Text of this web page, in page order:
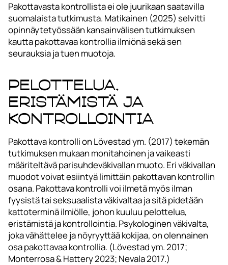
Pakottavasta kontrollista ei ole juurikaan saatavilla
suomalaista tutkimusta. Matikainen (2025) selvitti
opinnäytetyössään kansainvälisen tutkimuksen
kautta pakottavaa kontrollia ilmiönä sekä sen
seurauksia ja tuen muotoja.
Pelottelua,
eristämistä ja
kontrollointia
Pakottava kontrolli on Lövestad ym. (2017) tekemän
tutkimuksen mukaan monitahoinen ja vaikeasti
määriteltävä parisuhdeväkivallan muoto. Eri väkivallan
muodot voivat esiintyä limittäin pakottavan kontrollin
osana. Pakottava kontrolli voi ilmetä myös ilman
fyysistä tai seksuaalista väkivaltaa ja sitä pidetään
kattoterminä ilmiölle, johon kuuluu pelottelua,
eristämistä ja kontrollointia. Psykologinen väkivalta,
joka vähättelee ja nöyryyttää kokijaa, on olennainen
osa pakottavaa kontrollia. (Lövestad ym. 2017;
Monterrosa & Hattery 2023; Nevala 2017.)